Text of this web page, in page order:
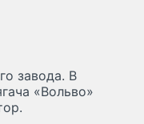
завода. В
«Вольво»